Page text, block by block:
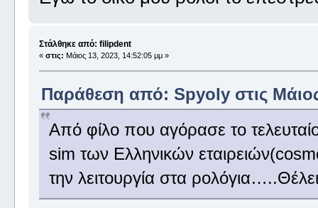
Στάλθηκε από: filipdent
« στις: Μάιος 13, 2023, 14:52:05 μμ »
Παράθεση από: Spyoly στις
Από φίλο που αγόρασε το
sim των Ελληνικών
την λειτουργία στα